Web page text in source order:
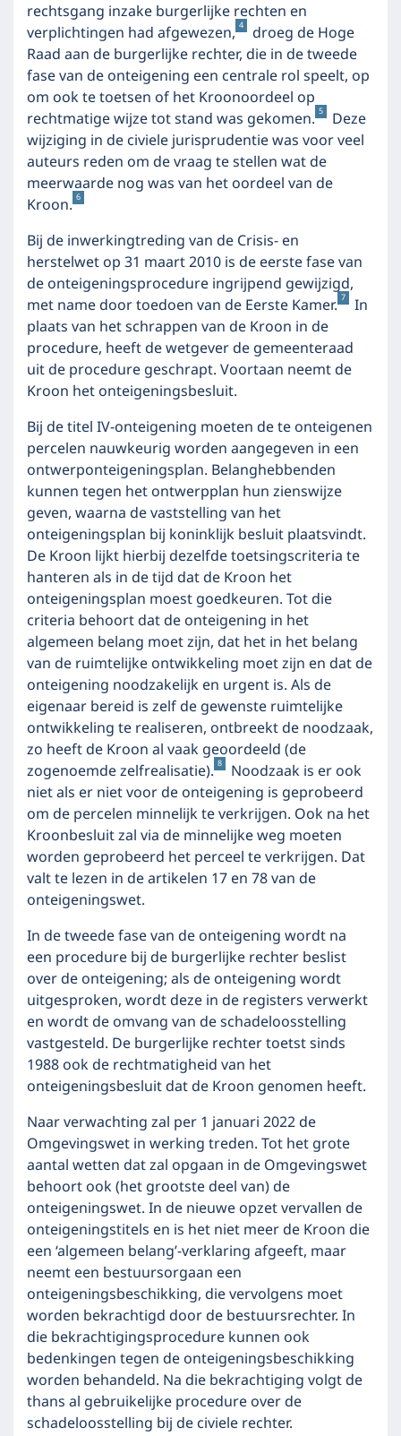
rechtsgang inzake burgerlijke rechten en
verplichtingen had afgewezen, 4
droeg de Hoge
Raad aan de burgerlijke rechter, die in de tweede
fase van de onteigening een centrale rol speelt, op
om ook te toetsen of het Kroonoordeel op
rechtmatige wijze tot stand was gekomen. 5
Deze
wijziging in de civiele jurisprudentie was voor veel
auteurs reden om de vraag te stellen wat de
meerwaarde nog was van het oordeel van de
Kroon. 6
Bij de inwerkingtreding van de Crisis- en
herstelwet op 31 maart 2010 is de eerste fase van
de onteigeningsprocedure ingrijpend gewijzigd,
met name door toedoen van de Eerste Kamer. 7
In
plaats van het schrappen van de Kroon in de
procedure, heeft de wetgever de gemeenteraad
uit de procedure geschrapt. Voortaan neemt de
Kroon het onteigeningsbesluit.
Bij de titel IV-onteigening moeten de te onteigenen
percelen nauwkeurig worden aangegeven in een
ontwerponteigeningsplan. Belanghebbenden
kunnen tegen het ontwerpplan hun zienswijze
geven, waarna de vaststelling van het
onteigeningsplan bij koninklijk besluit plaatsvindt.
De Kroon lijkt hierbij dezelfde toetsingscriteria te
hanteren als in de tijd dat de Kroon het
onteigeningsplan moest goedkeuren. Tot die
criteria behoort dat de onteigening in het
algemeen belang moet zijn, dat het in het belang
van de ruimtelijke ontwikkeling moet zijn en dat de
onteigening noodzakelijk en urgent is. Als de
eigenaar bereid is zelf de gewenste ruimtelijke
ontwikkeling te realiseren, ontbreekt de noodzaak,
zo heeft de Kroon al vaak geoordeeld (de
zogenoemde zelfrealisatie). 8
Noodzaak is er ook
niet als er niet voor de onteigening is geprobeerd
om de percelen minnelijk te verkrijgen. Ook na het
Kroonbesluit zal via de minnelijke weg moeten
worden geprobeerd het perceel te verkrijgen. Dat
valt te lezen in de artikelen 17 en 78 van de
onteigeningswet.
In de tweede fase van de onteigening wordt na
een procedure bij de burgerlijke rechter beslist
over de onteigening; als de onteigening wordt
uitgesproken, wordt deze in de registers verwerkt
en wordt de omvang van de schadeloosstelling
vastgesteld. De burgerlijke rechter toetst sinds
1988 ook de rechtmatigheid van het
onteigeningsbesluit dat de Kroon genomen heeft.
Naar verwachting zal per 1 januari 2022 de
Omgevingswet in werking treden. Tot het grote
aantal wetten dat zal opgaan in de Omgevingswet
behoort ook (het grootste deel van) de
onteigeningswet. In de nieuwe opzet vervallen de
onteigeningstitels en is het niet meer de Kroon die
een ‘algemeen belang’-verklaring afgeeft, maar
neemt een bestuursorgaan een
onteigeningsbeschikking, die vervolgens moet
worden bekrachtigd door de bestuursrechter. In
die bekrachtigingsprocedure kunnen ook
bedenkingen tegen de onteigeningsbeschikking
worden behandeld. Na die bekrachtiging volgt de
thans al gebruikelijke procedure over de
schadeloosstelling bij de civiele rechter.